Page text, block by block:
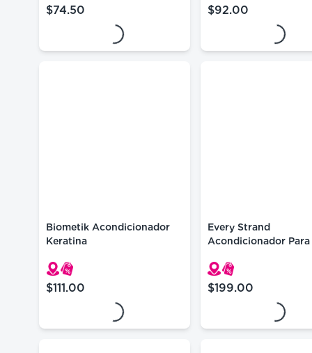
$74.50
precio actual $74.50
Loading...
$92.00
precio actual
Loading...
Biometik Acondicionador
Keratina
$111.00
precio actual $111.00
Loading...
Every Strand
Acondicionador Para
$199.00
precio actual
Loading...